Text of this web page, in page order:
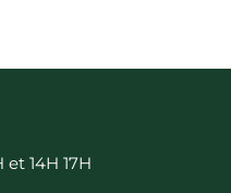
14H 17H